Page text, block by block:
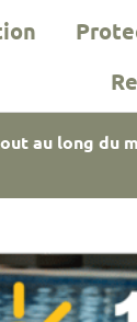
au long du